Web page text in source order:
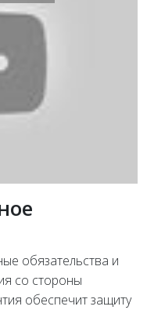
обязательства и
со стороны
обеспечит защиту